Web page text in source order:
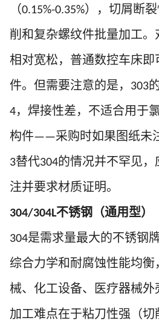
（0.15%-0.35%），切屑断
削和复杂螺纹件批量加工
相对宽松，普通数控车床即
件。但需要注意的是， 303
4，焊接性差，不适合用于
构件——采购时如果图纸未
3替代304的情况并不罕见
注并要求材质证明。
304/304L不锈钢（通用型）
304是需求量最大的不锈钢
综合力学和耐腐蚀性能均
械、化工设备、医疗器械外
加工难点在于粘刀性强（切